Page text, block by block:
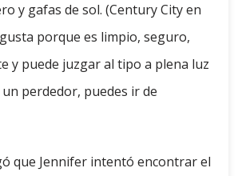
y gafas de sol. (Century City en
porque es limpio, seguro,
y puede juzgar al tipo a plena luz
un perdedor, puedes ir de
que Jennifer intentó encontrar el